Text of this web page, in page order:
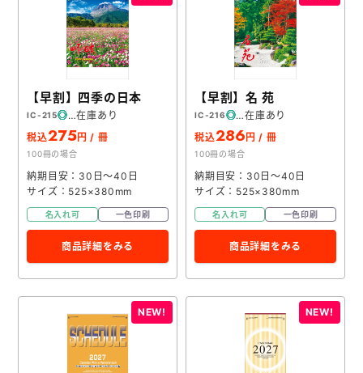
【早割】四季の日本
IC-215
在庫あり
税込275円 / 冊
100冊の場合
納期目安：30日～40日
サイズ：525×380mm
名入れ可 一色印刷
商品詳細をみる
【早割】名 苑
IC-216
在庫あり
税込286円 / 冊
100冊の場合
納期目安：30日～40日
サイズ：525×380mm
名入れ可 一色印刷
商品詳細をみる